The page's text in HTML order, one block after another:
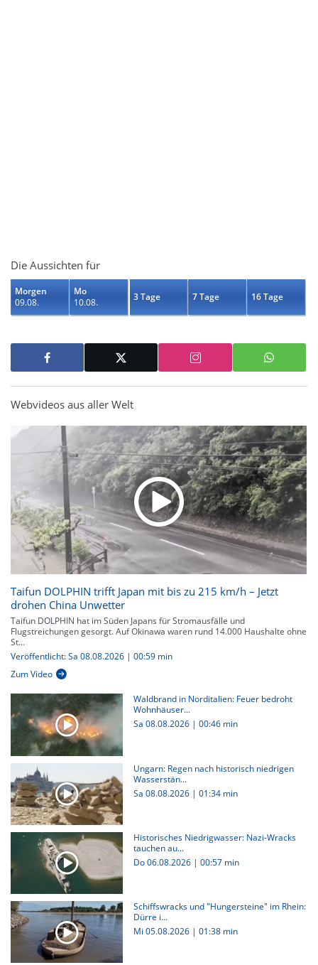
Die Aussichten für
Morgen
09.08.
Mo
10.08.
3 Tage 7 Tage 16 Tage
Webvideos aus aller Welt
Taifun DOLPHIN trifft Japan mit bis zu 215 km/h – Jetzt
drohen China Unwetter
Taifun DOLPHIN hat im Süden Japans für Stromausfälle und
Flugstreichungen gesorgt. Auf Okinawa waren rund 14.000 Haushalte ohne
St...
Veröffentlicht: Sa 08.08.2026 | 00:59 min
Zum Video
Waldbrand in Norditalien: Feuer bedroht
Wohnhäuser...
Sa 08.08.2026 | 00:46 min
Ungarn: Regen nach historisch niedrigen
Wasserstän...
Sa 08.08.2026 | 01:34 min
Historisches Niedrigwasser: Nazi-Wracks
tauchen au...
Do 06.08.2026 | 00:57 min
Schiffswracks und "Hungersteine" im Rhein:
Dürre i...
Mi 05.08.2026 | 01:38 min